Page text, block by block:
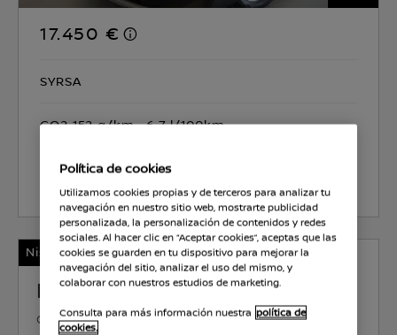
17.450 €
SYRSA
CO2 152 g/km 6.7 l/100km
Nissan Certified
NISSAN TOWNSTAR
GASOLINA 1.3 l 96 KW (130 CV) MANUAL
Política de cookies
Utilizamos cookies propias y de terceros para analizar tu
navegación en nuestro sitio web, mostrarte publicidad
personalizada, la personalización de contenidos y redes
sociales. Al hacer clic en “Aceptar cookies”, aceptas que las
cookies se guarden en tu dispositivo para mejorar la
navegación del sitio, analizar el uso del mismo, y
colaborar con nuestros estudios de marketing.
Consulta para más información nuestra política de
cookies.